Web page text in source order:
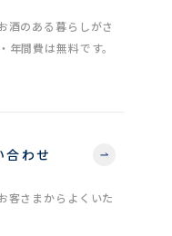
酒のある暮らしがさ
間費は無料です。
合わせ
客さまからよくいた